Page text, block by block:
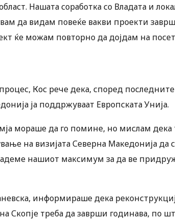
Нашата соработка со Владата и
да видам повеќе вакви проекти
ќе можам повторно да дојдам на
Кос рече дека, според
ја поддржуваат Европската Унија.
мораше да го помине, но мислам дека
на визијата Северна Македонија да
нашиот максимум за да ве
информираше дека
Скопје треба да заврши годинава, по